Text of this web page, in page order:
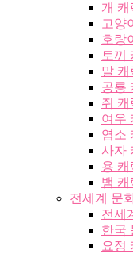
개
고양
호랑
토끼
말
공룡
쥐
여우
염소
사자
용
뱀
전세계 문
전세
한국
요정